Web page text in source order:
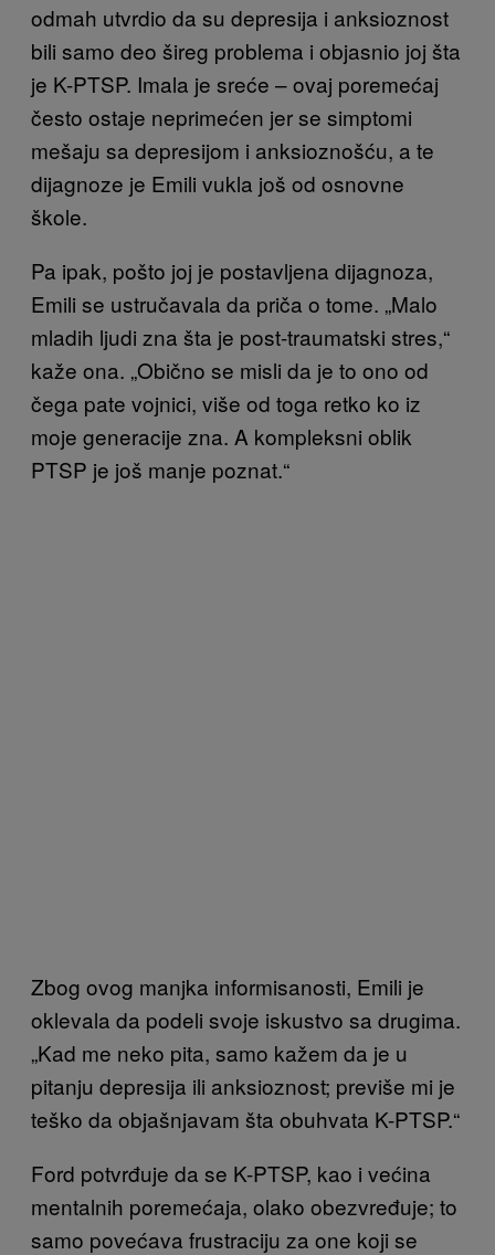
odmah utvrdio da su depresija i anksioznost
bili samo deo šireg problema i objasnio joj šta
je K-PTSP. Imala je sreće – ovaj poremećaj
često ostaje neprimećen jer se simptomi
mešaju sa depresijom i anksioznošću, a te
dijagnoze je Emili vukla još od osnovne
škole.
Pa ipak, pošto joj je postavljena dijagnoza,
Emili se ustručavala da priča o tome. „Malo
mladih ljudi zna šta je post-traumatski stres,“
kaže ona. „Obično se misli da je to ono od
čega pate vojnici, više od toga retko ko iz
moje generacije zna. A kompleksni oblik
PTSP je još manje poznat.“
Zbog ovog manjka informisanosti, Emili je
oklevala da podeli svoje iskustvo sa drugima.
„Kad me neko pita, samo kažem da je u
pitanju depresija ili anksioznost; previše mi je
teško da objašnjavam šta obuhvata K-PTSP.“
Ford potvrđuje da se K-PTSP, kao i većina
mentalnih poremećaja, olako obezvređuje; to
samo povećava frustraciju za one koji se